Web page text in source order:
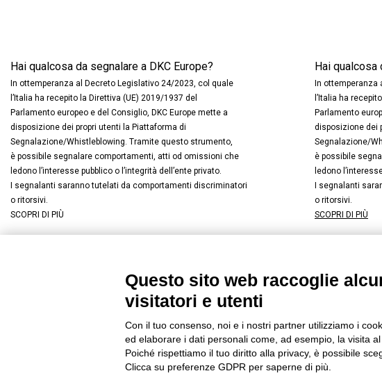
Hai qualcosa da segnalare a DKC Europe?
In ottemperanza al Decreto Legislativo 24/2023, col quale
l’Italia ha recepito la Direttiva (UE) 2019/1937 del
Parlamento europeo e del Consiglio, DKC Europe mette a
disposizione dei propri utenti la Piattaforma di
Segnalazione/Whistleblowing. Tramite questo strumento,
è possibile segnalare comportamenti, atti od omissioni che
ledono l’interesse pubblico o l’integrità dell’ente privato.
I segnalanti saranno tutelati da comportamenti discriminatori
o ritorsivi.
SCOPRI DI PIÙ
Hai qualcosa
In
l’Italia ha
Parlamento
disposizione dei
Segnalazione/
è possibile
ledono
I segnalanti
o ritorsivi.
SCOPRI DI PIÙ
FACEBOOK LINKEDIN / YOUTUBE INSTAGRAM
Privacy -Cookies -Modifica preferenze Cookie
Questo sito web raccoglie
visitatori e utenti
Con il tuo consenso, noi e i nostri partner utilizziamo i
ed elaborare i dati personali come, ad esempio, la visita
Poiché rispettiamo il tuo diritto alla privacy, è possibile
Clicca su preferenze GDPR per saperne di più.